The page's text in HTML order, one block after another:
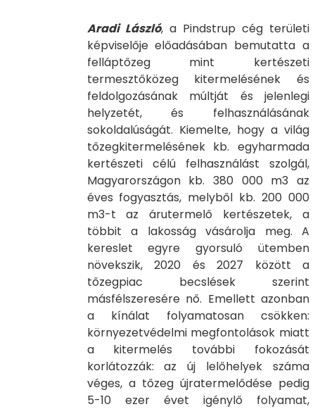
Aradi László, a Pindstrup cég területi
képviselője előadásában bemutatta a
felláptőzeg mint kertészeti
termesztőközeg kitermelésének és
feldolgozásának múltját és jelenlegi
helyzetét, és felhasználásának
sokoldalúságát. Kiemelte, hogy a világ
tőzegkitermelésének kb. egyharmada
kertészeti célú felhasználást szolgál,
Magyarországon kb. 380 000 m3 az
éves fogyasztás, melyből kb. 200 000
m3-t az árutermelő kertészetek, a
többit a lakosság vásárolja meg. A
kereslet egyre gyorsuló ütemben
növekszik, 2020 és 2027 között a
tőzegpiac becslések szerint
másfélszeresére nő. Emellett azonban
a kínálat folyamatosan csökken:
környezetvédelmi megfontolások miatt
a kitermelés további fokozását
korlátozzák: az új lelőhelyek száma
véges, a tőzeg újratermelődése pedig
5-10 ezer évet igénylő folyamat,